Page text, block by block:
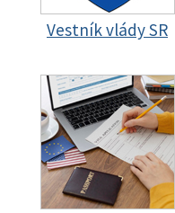
Vestník vlády SR